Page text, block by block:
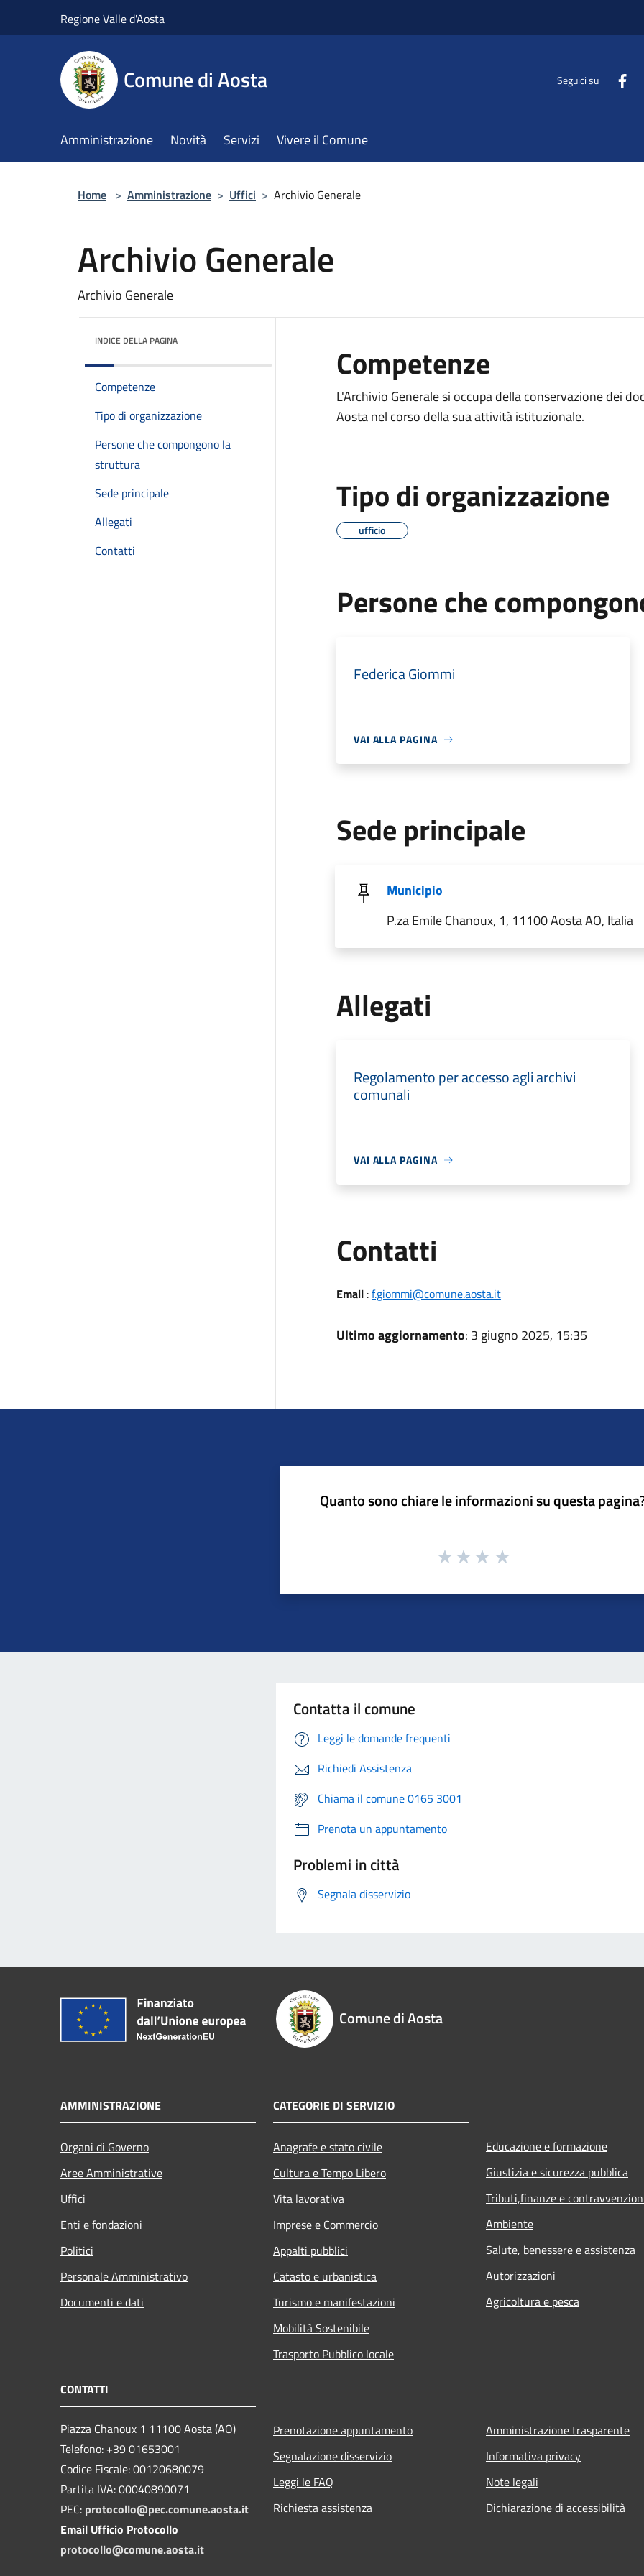
Regione Valle d'Aosta
Comune di Aosta Seguici su
Amministrazione Novità Servizi Vivere il Comune
Home > Amministrazione > Uffici > Archivio Generale
Archivio Generale
Archivio Generale
INDICE DELLA PAGINA
Competenze
Tipo di organizzazione
Persone che compongono la
struttura
Sede principale
Allegati
Contatti
Competenze
L'Archivio Generale si occupa della conservazione dei
Aosta nel corso della sua attività istituzionale.
Tipo di organizzazione
ufficio
Persone che
Federica Giommi
VAI ALLA PAGINA
Sede principale
Municipio
P.za Emile Chanoux, 1, 11100 Aosta AO, Italia
Allegati
Regolamento per accesso agli archivi
comunali
VAI ALLA PAGINA
Contatti
Email:f.giommi@comune.aosta.it
Ultimo aggiornamento: 3 giugno 2025, 15:35
Quanto sono chiare le informazioni su questa
Contatta il comune
Leggi le domande frequenti
Richiedi Assistenza
Chiama il comune 0165 3001
Prenota un appuntamento
Problemi in città
Segnala disservizio
Comune di Aosta
AMMINISTRAZIONE
Organi di Governo
Aree Amministrative
Uffici
Enti e fondazioni
Politici
Personale Amministrativo
Documenti e dati
CATEGORIE DI SERVIZIO
Anagrafe e stato civile
Cultura e Tempo Libero
Vita lavorativa
Imprese e Commercio
Appalti pubblici
Catasto e urbanistica
Turismo e manifestazioni
Mobilità Sostenibile
Trasporto Pubblico locale
Educazione e formazione
Giustizia e sicurezza pubblica
Tributi,finanze e
Ambiente
Salute, benessere e assistenza
Autorizzazioni
Agricoltura e pesca
CONTATTI
Piazza Chanoux 1 11100 Aosta (AO)
Telefono: +39 01653001
Codice Fiscale: 00120680079
Partita IVA: 00040890071
PEC: protocollo@pec.comune.aosta.it
Email Ufficio Protocollo
protocollo@comune.aosta.it
Prenotazione appuntamento
Segnalazione disservizio
Leggi le FAQ
Richiesta assistenza
Amministrazione trasparente
Informativa privacy
Note legali
Dichiarazione di accessibilità